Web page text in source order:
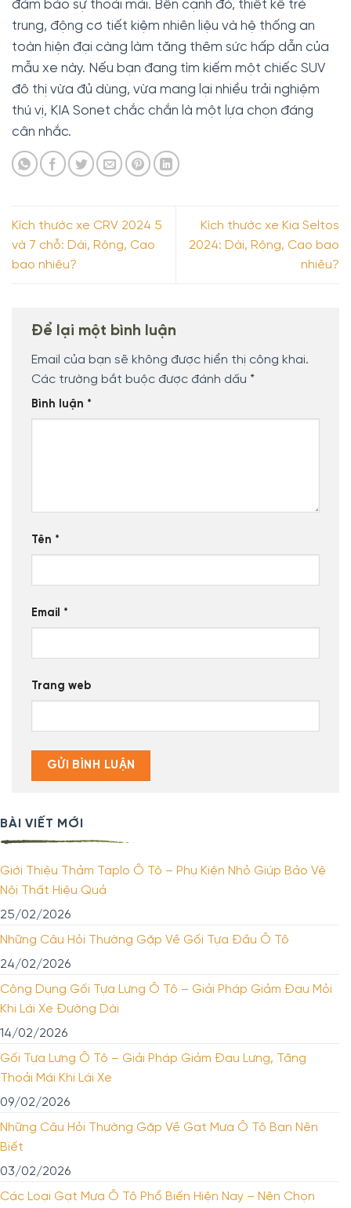
đảm bảo sự thoải mái. Bên cạnh đó, thiết kế trẻ
trung, động cơ tiết kiệm nhiên liệu và hệ thống an
toàn hiện đại càng làm tăng thêm sức hấp dẫn của
mẫu xe này. Nếu bạn đang tìm kiếm một chiếc SUV
đô thị vừa đủ dùng, vừa mang lại nhiều trải nghiệm
thú vị, KIA Sonet chắc chắn là một lựa chọn đáng
cân nhắc.
Kích thước xe CRV 2024 5
và 7 chỗ: Dài, Rộng, Cao
bao nhiêu?
Kích thước xe Kia Seltos
2024: Dài, Rộng, Cao bao
nhiêu?
Để lại một bình luận
Email của bạn sẽ không được hiển thị công khai.
Các trường bắt buộc được đánh dấu *
Bình luận *
Tên *
Email *
Trang web
BÀI VIẾT MỚI
Giới Thiệu Thảm Taplo Ô Tô – Phụ Kiện Nhỏ Giúp Bảo Vệ
Nội Thất Hiệu Quả
25/02/2026
Những Câu Hỏi Thường Gặp Về Gối Tựa Đầu Ô Tô
24/02/2026
Công Dụng Gối Tựa Lưng Ô Tô – Giải Pháp Giảm Đau Mỏi
Khi Lái Xe Đường Dài
14/02/2026
Gối Tựa Lưng Ô Tô – Giải Pháp Giảm Đau Lưng, Tăng
Thoải Mái Khi Lái Xe
09/02/2026
Những Câu Hỏi Thường Gặp Về Gạt Mưa Ô Tô Bạn Nên
Biết
03/02/2026
Các Loại Gạt Mưa Ô Tô Phổ Biến Hiện Nay – Nên Chọn